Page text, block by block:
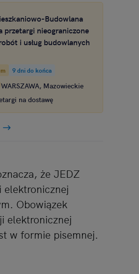
Budowlana
przetargi nieograniczone
i usług budowlanych
9 dni do końca
WARSZAWA, Mazowieckie
na dostawę
że JEDZ
elektronicznej
Obowiązek
elektronicznej
w formie pisemnej.